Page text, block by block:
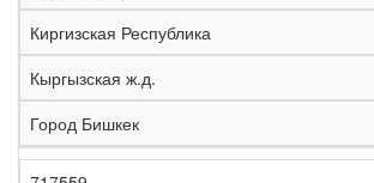
Киргизская Республика
Кыргызская ж.д.
Город Бишкек